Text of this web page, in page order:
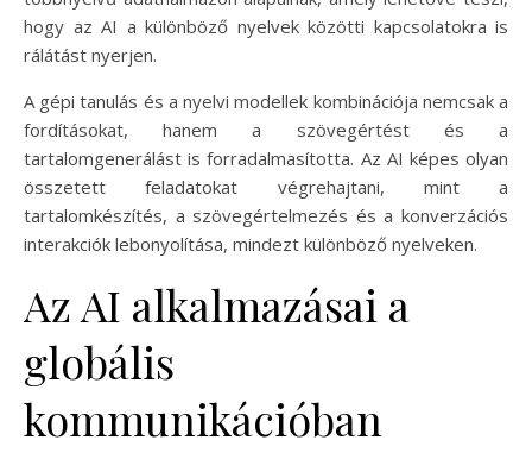
hogy az AI a különböző nyelvek közötti kapcsolatokra is
rálátást nyerjen.
A gépi tanulás és a nyelvi modellek kombinációja nemcsak a
fordításokat, hanem a szövegértést és a
tartalomgenerálást is forradalmasította. Az AI képes olyan
összetett feladatokat végrehajtani, mint a
tartalomkészítés, a szövegértelmezés és a konverzációs
interakciók lebonyolítása, mindezt különböző nyelveken.
Az AI alkalmazásai a
globális
kommunikációban